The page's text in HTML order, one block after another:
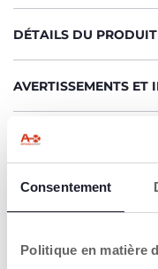
Consentement
Politique en matière
DÉTAILS DU PRODUIT
AVERTISSEMENTS ET
Trouver un